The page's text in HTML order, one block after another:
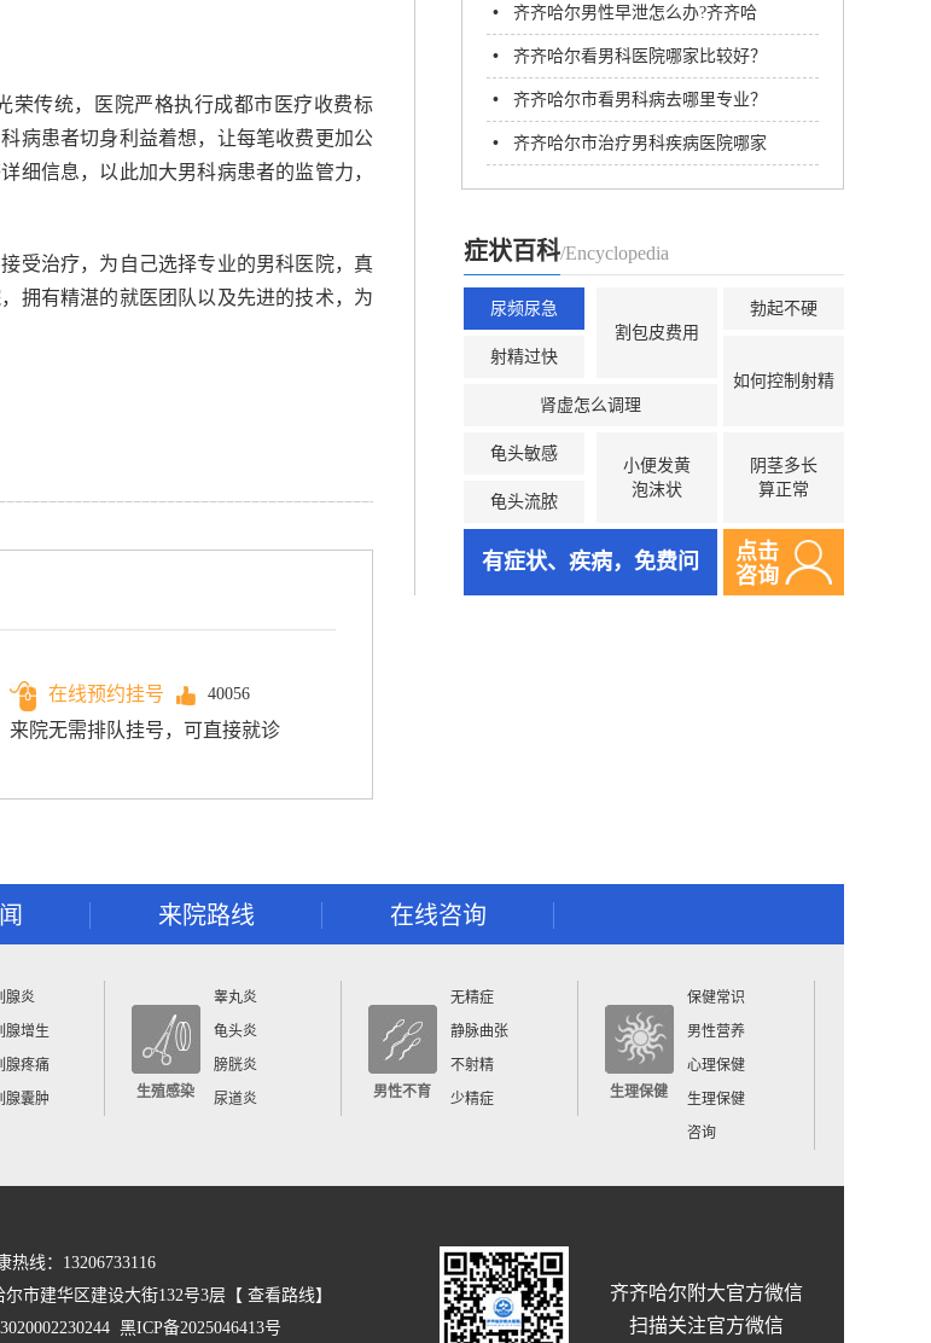
传统，医院严格执行成都市医疗收费标
病患者切身利益着想，让每笔收费更加公
细信息，以此加大男科病患者的监管力，
受治疗，为自己选择专业的男科医院，真
拥有精湛的就医团队以及先进的技术，为
在线预约挂号 40056
来院无需排队挂号，可直接就诊
• 齐齐哈尔男性早泄怎么办?齐齐哈
尔男科医院哪家看病好
• 齐齐哈尔看男科医院哪家比较好？
齐齐哈尔附大男科医院
• 齐齐哈尔市看男科病去哪里专业？
齐齐哈尔附大男科医院
• 齐齐哈尔市治疗男科疾病医院哪家
好？齐齐哈尔附大男科医院
症状百科/Encyclopedia
尿频尿急
割包皮费用
射精过快
肾虚怎么调理
龟头敏感
小便发黄
泡沫状
龟头流脓
勃起不硬
如何控制射精
阴茎多长
算正常
有症状、疾病，免费问
点击
咨询
来院路线 在线咨询
腺炎
腺增生
腺疼痛
腺囊肿
生殖感染
睾丸炎
龟头炎
膀胱炎
尿道炎
男性不育
无精症
静脉曲张
不射精
少精症
生理保健
保健常识
男性营养
心理保健
生理保健
咨询
热线：13206733116
市建华区建设大街132号3层【 查看路线】
黑ICP备2025046413号
齐齐哈尔附大官方微信
扫描关注官方微信